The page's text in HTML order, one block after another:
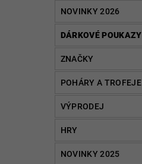
NOVINKY 2026
DÁRKOVÉ POUKAZY
ZNAČKY
POHÁRY A TROFEJE
VÝPRODEJ
HRY
NOVINKY 2025